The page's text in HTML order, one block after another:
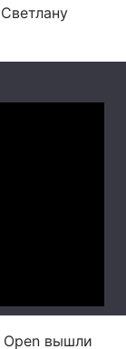
Open вышли